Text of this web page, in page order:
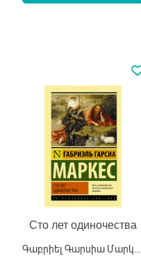
Сто лет одиночества
Գաբրիել Գարսիա Մարկես